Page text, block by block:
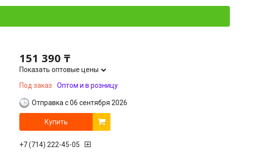
151 390 ₸
Показать оптовые цены
Под заказ
Оптом и в розницу
Отправка с 06 сентября 2026
Купить
+7 (714) 222-45-05